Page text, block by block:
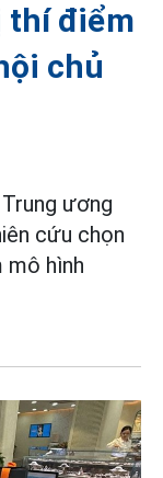
thí điểm
chủ
ương
cứu chọn
mô hình